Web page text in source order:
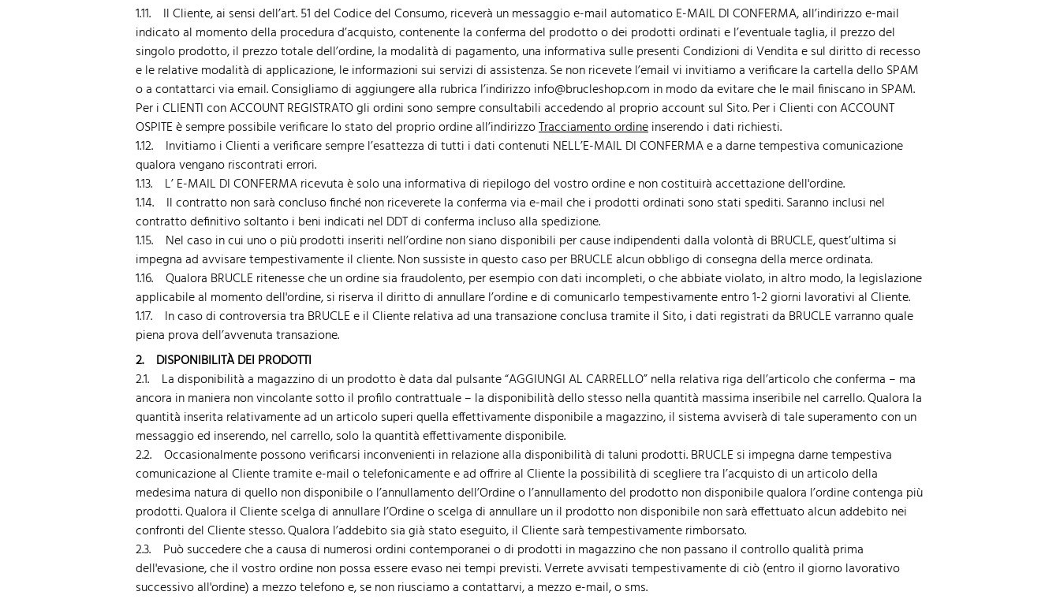
1.11. Il Cliente, ai sensi dell’art. 51 del Codice del Consumo, riceverà un messaggio e-mail automatico E-MAIL DI CONFERMA, all’indirizzo e-mail
indicato al momento della procedura d’acquisto, contenente la conferma del prodotto o dei prodotti ordinati e l’eventuale taglia, il prezzo del
singolo prodotto, il prezzo totale dell’ordine, la modalità di pagamento, una informativa sulle presenti Condizioni di Vendita e sul diritto di recesso
e le relative modalità di applicazione, le informazioni sui servizi di assistenza. Se non ricevete l’email vi invitiamo a verificare la cartella dello SPAM
o a contattarci via email. Consigliamo di aggiungere alla rubrica l’indirizzo info@brucleshop.com in modo da evitare che le mail finiscano in SPAM.
Per i CLIENTI con ACCOUNT REGISTRATO gli ordini sono sempre consultabili accedendo al proprio account sul Sito. Per i Clienti con ACCOUNT
OSPITE è sempre possibile verificare lo stato del proprio ordine all’indirizzoTracciamento ordineinserendo i dati richiesti.
1.12. Invitiamo i Clienti a verificare sempre l’esattezza di tutti i dati contenuti NELL’E-MAIL DI CONFERMA e a darne tempestiva comunicazione
qualora vengano riscontrati errori.
1.13. L’ E-MAIL DI CONFERMA ricevuta è solo una informativa di riepilogo del vostro ordine e non costituirà accettazione dell'ordine.
1.14. Il contratto non sarà concluso finché non riceverete la conferma via e-mail che i prodotti ordinati sono stati spediti. Saranno inclusi nel
contratto definitivo soltanto i beni indicati nel DDT di conferma incluso alla spedizione.
1.15. Nel caso in cui uno o più prodotti inseriti nell’ordine non siano disponibili per cause indipendenti dalla volontà di BRUCLE, quest’ultima si
impegna ad avvisare tempestivamente il cliente. Non sussiste in questo caso per BRUCLE alcun obbligo di consegna della merce ordinata.
1.16. Qualora BRUCLE ritenesse che un ordine sia fraudolento, per esempio con dati incompleti, o che abbiate violato, in altro modo, la legislazione
applicabile al momento dell'ordine, si riserva il diritto di annullare l’ordine e di comunicarlo tempestivamente entro 1-2 giorni lavorativi al Cliente.
1.17. In caso di controversia tra BRUCLE e il Cliente relativa ad una transazione conclusa tramite il Sito, i dati registrati da BRUCLE varranno quale
piena prova dell’avvenuta transazione.
2. DISPONIBILITÀ DEI PRODOTTI
2.1. La disponibilità a magazzino di un prodotto è data dal pulsante “AGGIUNGI AL CARRELLO” nella relativa riga dell’articolo che conferma – ma
ancora in maniera non vincolante sotto il profilo contrattuale – la disponibilità dello stesso nella quantità massima inseribile nel carrello. Qualora la
quantità inserita relativamente ad un articolo superi quella effettivamente disponibile a magazzino, il sistema avviserà di tale superamento con un
messaggio ed inserendo, nel carrello, solo la quantità effettivamente disponibile.
2.2. Occasionalmente possono verificarsi inconvenienti in relazione alla disponibilità di taluni prodotti. BRUCLE si impegna darne tempestiva
comunicazione al Cliente tramite e-mail o telefonicamente e ad offrire al Cliente la possibilità di scegliere tra l’acquisto di un articolo della
medesima natura di quello non disponibile o l’annullamento dell’Ordine o l’annullamento del prodotto non disponibile qualora l’ordine contenga più
prodotti. Qualora il Cliente scelga di annullare l’Ordine o scelga di annullare un il prodotto non disponibile non sarà effettuato alcun addebito nei
confronti del Cliente stesso. Qualora l’addebito sia già stato eseguito, il Cliente sarà tempestivamente rimborsato.
2.3. Può succedere che a causa di numerosi ordini contemporanei o di prodotti in magazzino che non passano il controllo qualità prima
dell'evasione, che il vostro ordine non possa essere evaso nei tempi previsti. Verrete avvisati tempestivamente di ciò (entro il giorno lavorativo
successivo all'ordine) a mezzo telefono e, se non riusciamo a contattarvi, a mezzo e-mail, o sms.